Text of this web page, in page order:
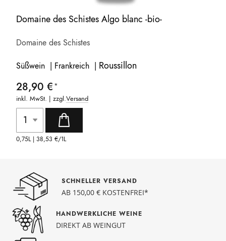
Domaine des Schistes Algo blanc -bio-
Domaine des Schistes
Süßwein | Frankreich | Roussillon
28,90 €
inkl. MwSt. | zzgl.Versand
0,75L |38,53 €/1L
SCHNELLER VERSAND
AB 150,00 € KOSTENFREI*
HANDWERKLICHE WEINE
DIREKT AB WEINGUT